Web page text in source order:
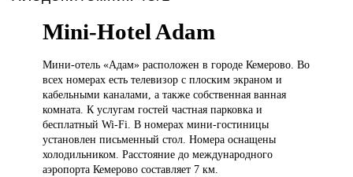
Mini-Hotel Adam
Мини-отель «Адам»расположен в городе Кемерово. Во
всех номерах есть телевизор с плоским экраном и
кабельными каналами, а также собственная ванная
комната. К услугам гостей частная парковка и
бесплатный Wi-Fi. В номерах мини-гостиницы
установлен письменный стол. Номера оснащены
холодильником. Расстояние до международного
аэропорта Кемерово составляет 7 км.